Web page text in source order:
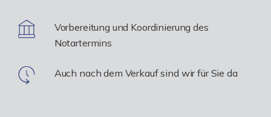
Vorbereitung und Koordinierung des
Notartermins
Auch nach dem Verkauf sind wir für Sie da